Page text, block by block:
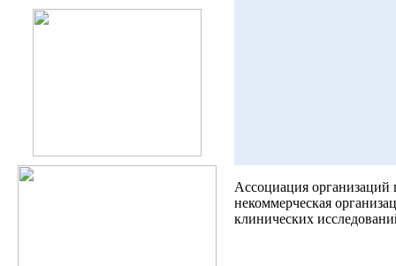
Ассоциация
некоммерческая
клинических